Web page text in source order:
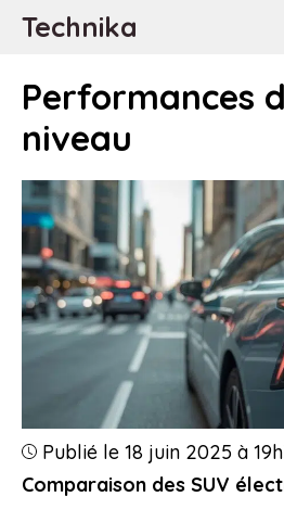
AllerTechnika
Performances
niveau
Comparaison des SUV
Publié le 18 juin 2025 à